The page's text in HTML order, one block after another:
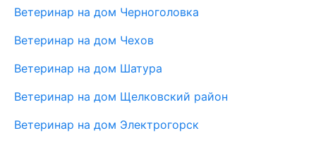
Ветеринар на дом Черноголовка
Ветеринар на дом Чехов
Ветеринар на дом Шатура
Ветеринар на дом Щелковский район
Ветеринар на дом Электрогорск